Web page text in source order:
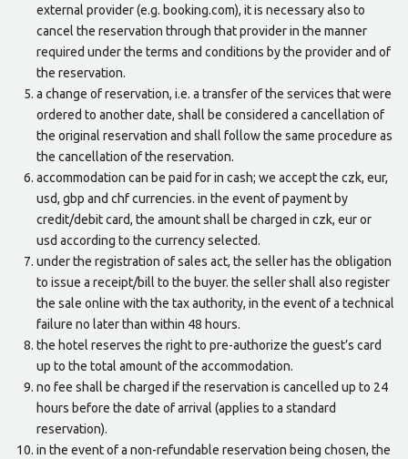
external provider (e.g. booking.com), it is necessary also to
cancel the reservation through that provider in the manner
required under the terms and conditions by the provider and of
the reservation.
a change of reservation, i.e. a transfer of the services that were
ordered to another date, shall be considered a cancellation of
the original reservation and shall follow the same procedure as
the cancellation of the reservation.
accommodation can be paid for in cash; we accept the czk, eur,
usd, gbp and chf currencies. in the event of payment by
credit/debit card, the amount shall be charged in czk, eur or
usd according to the currency selected.
under the registration of sales act, the seller has the obligation
to issue a receipt/bill to the buyer. the seller shall also register
the sale online with the tax authority, in the event of a technical
failure no later than within 48 hours.
the hotel reserves the right to pre-authorize the guest’s card
up to the total amount of the accommodation.
no fee shall be charged if the reservation is cancelled up to 24
hours before the date of arrival (applies to a standard
reservation).
in the event of a non-refundable reservation being chosen, the